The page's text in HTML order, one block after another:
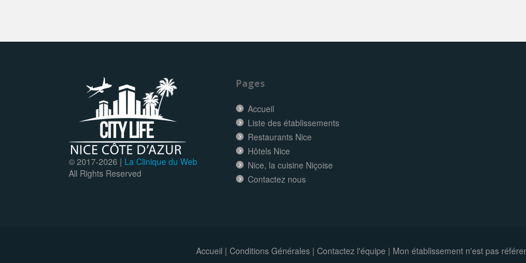
© 2017-2026 | La Clinique du Web
All Rights Reserved
Pages
Accueil
Liste des établissements
Restaurants Nice
Hôtels Nice
Nice, la cuisine Niçoise
Contactez nous
Accueil | Conditions Générales| Contactez l'équipe | Mon établissement n'est pas